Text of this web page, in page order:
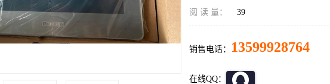
阅 读 量： 39
销售电话： 13599928764
在线QQ：